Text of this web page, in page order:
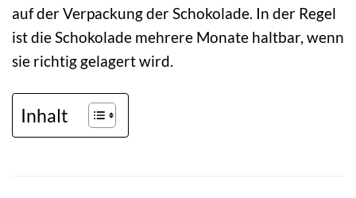
auf der Verpackung der Schokolade. In der Regel
ist die Schokolade mehrere Monate haltbar, wenn
sie richtig gelagert wird.
Inhalt